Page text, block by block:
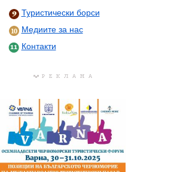
Туристически борси
Медиите за нас
Контакти